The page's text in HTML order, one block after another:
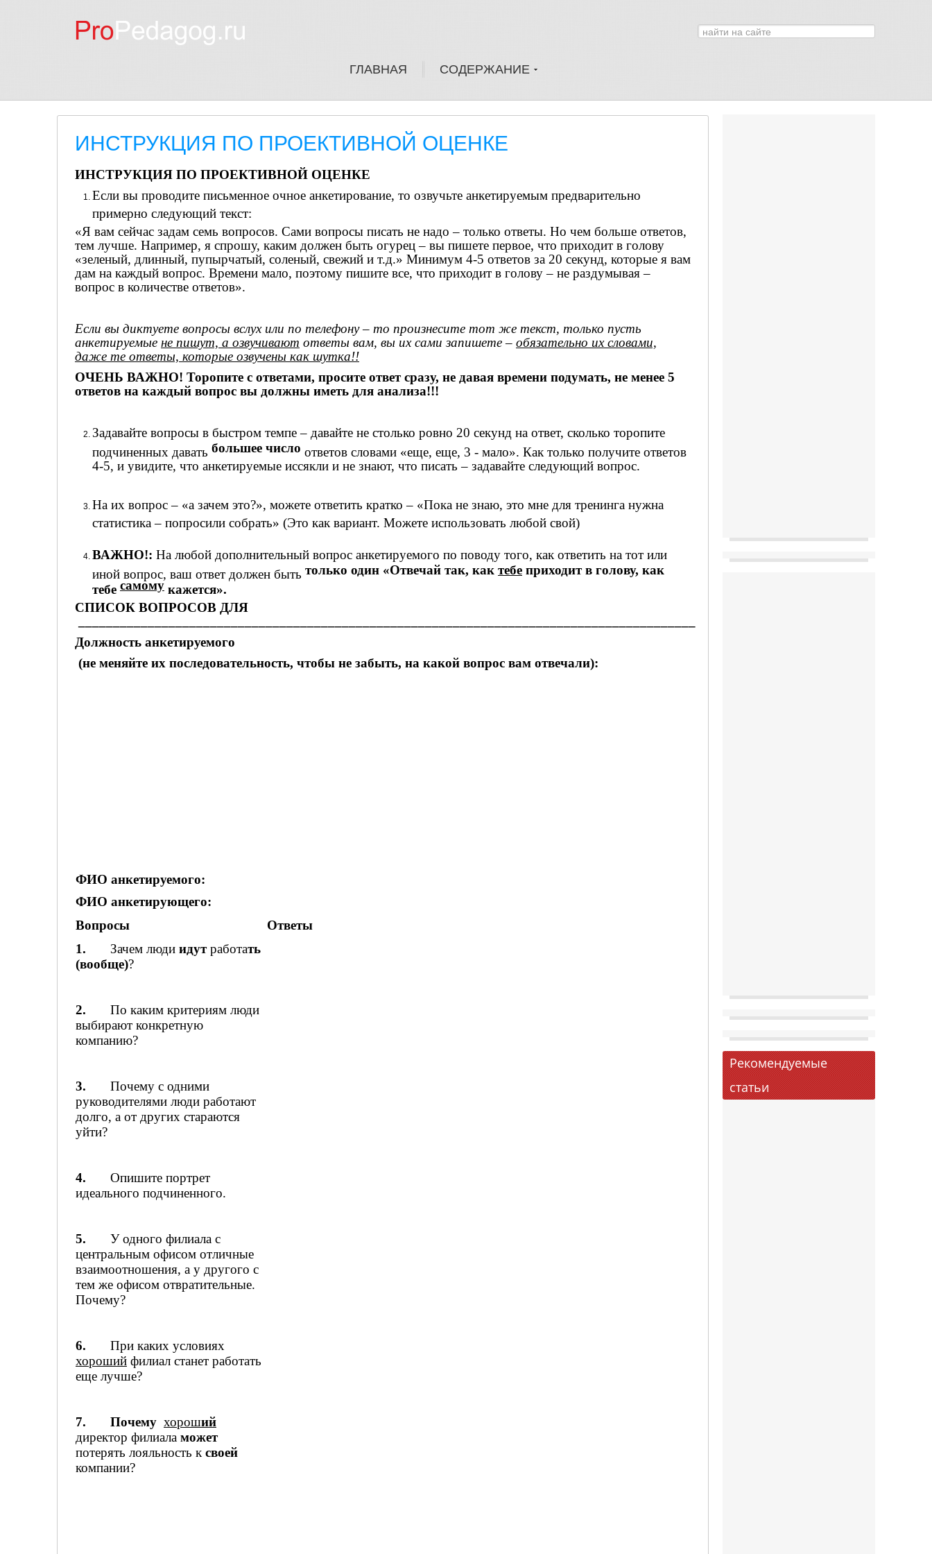
ГЛАВНАЯ СОДЕРЖАНИЕ
ИНСТРУКЦИЯ ПО ПРОЕКТИВНОЙ ОЦЕНКЕ
ИНСТРУКЦИЯ ПО ПРОЕКТИВНОЙ ОЦЕНКЕ
Если вы проводите письменное очное анкетирование, то озвучьте анкетируемым предварительно
примерно следующий текст:
«Я вам сейчас задам семь вопросов. Сами вопросы писать не надо – только ответы. Но чем больше ответов,
тем лучше. Например, я спрошу, каким должен быть огурец – вы пишете первое, что приходит в голову
«зеленый, длинный, пупырчатый, соленый, свежий и т.д.» Минимум 4-5 ответов за 20 секунд, которые я вам
дам на каждый вопрос. Времени мало, поэтому пишите все, что приходит в голову – не раздумывая –
вопрос в количестве ответов».
Если вы диктуете вопросы вслух или по телефону – то произнесите тот же текст, только пусть
анкетируемые не пишут, а озвучивают ответы вам, вы их сами запишете – обязательно их словами,
даже те ответы, которые озвучены как шутка!!
ОЧЕНЬ ВАЖНО! Торопите с ответами, просите ответ сразу, не давая времени подумать, не менее 5
ответов на каждый вопрос вы должны иметь для анализа!!!
Задавайте вопросы в быстром темпе – давайте не столько ровно 20 секунд на ответ, сколько торопите
подчиненных давать большее число ответов словами «еще, еще, 3 - мало». Как только получите ответов
4-5, и увидите, что анкетируемые иссякли и не знают, что писать – задавайте следующий вопрос.
На их вопрос – «а зачем это?», можете ответить кратко – «Пока не знаю, это мне для тренинга нужна
статистика – попросили собрать» (Это как вариант. Можете использовать любой свой)
ВАЖНО!: На любой дополнительный вопрос анкетируемого по поводу того, как ответить на тот или
иной вопрос, ваш ответ должен быть только один «Отвечай так, как тебе приходит в голову, как
тебе самому кажется».
СПИСОК ВОПРОСОВ ДЛЯ
Должность анкетируемого
(не меняйте их последовательность, чтобы не забыть, на какой вопрос вам отвечали):
ФИО анкетируемого:
ФИО анкетирующего:
Вопросы
Ответы
1. Зачем люди идутработать
(вообще)?
2. По каким критериям люди
выбирают конкретную
компанию?
3. Почему с одними
руководителями люди работают
долго, а от других стараются
уйти?
4. Опишите портрет
идеального подчиненного.
5. У одного филиала с
центральным офисом отличные
взаимоотношения, а у другого с
тем же офисом отвратительные.
Почему?
6. При каких условиях
хороший филиал станет работать
еще лучше?
7. Почему хороший
директор филиала может
потерять лояльность к своей
компании?
Рекомендуемые
статьи